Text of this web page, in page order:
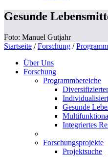
Gesunde
Foto: Manuel Gutjahr
Startseite / Forschung /
Über Uns
Forschung
Programmbereiche
Gesunde
Integriertes
Forschungsprojekte
Projektsuche